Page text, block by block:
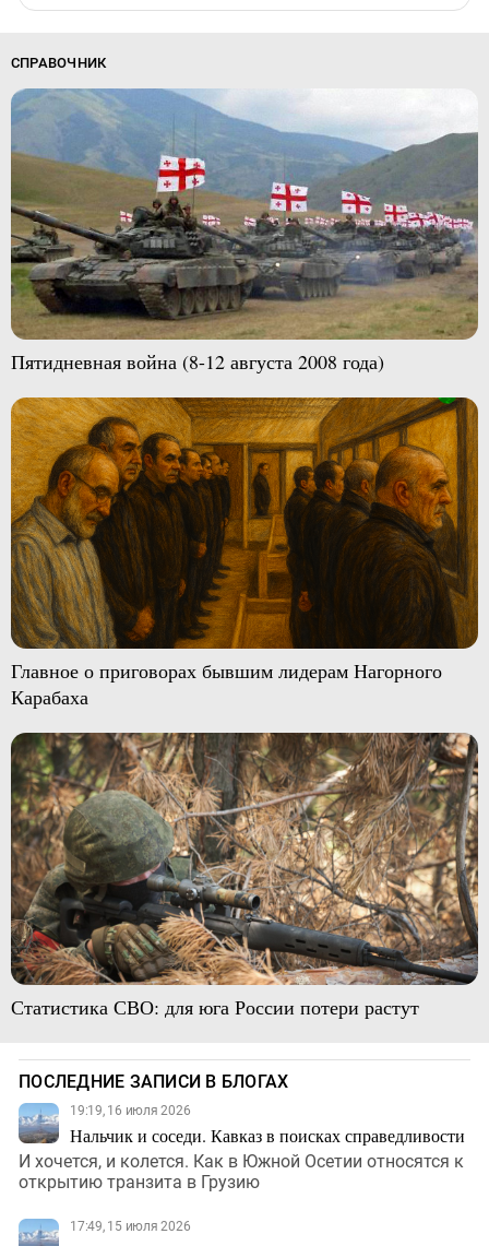
СПРАВОЧНИК
Пятидневная война (8-12 августа 2008 года)
Главное о приговорах бывшим лидерам Нагорного
Карабаха
Статистика СВО: для юга России потери растут
ПОСЛЕДНИЕ ЗАПИСИ В БЛОГАХ
19:19, 16 июля 2026
Нальчик и соседи. Кавказ в поисках справедливости
И хочется, и колется. Как в Южной Осетии относятся к
открытию транзита в Грузию
17:49, 15 июля 2026